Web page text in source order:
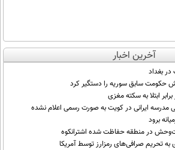
آخرین اخبار
در بغداد
حکومت سابق سوریه را دستگیر کرد
ابتلا به سکته مغزی
ایرانی در کویت به صورت رسمی اعلام نشده
برود
در منطقه حفاظت شده اشترانکوه
تحریم صرافی‌های رمزارز توسط آمریکا